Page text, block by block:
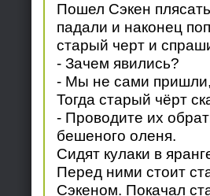
Пошел Сэкен
падали и наконец
старый черт и
- Зачем явились?
- Мы не сами
Тогда старый чёрт
- Проводите их
бешеного оленя.
Сидят кулаки в
Перед ними стоит
Сэкеном. Покачал